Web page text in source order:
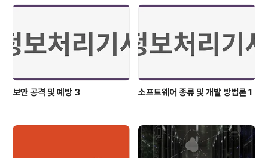
발을 포함함 암호학은 암호화와 암호 분석으로 구분됨 2)
보안 공격 및 예방 3 소프트웨어 종류 및 개발 방법론 1